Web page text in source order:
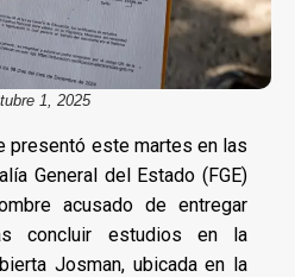
1, 2025
presentó este martes en las
General del Estado (FGE)
acusado de entregar
concluir estudios en la
Josman, ubicada en la